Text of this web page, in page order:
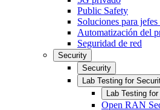
Public Safety
Soluciones para
Automatización del
Seguridad de red
Security
Security
Lab Testing for
Lab Testing
Open RAN